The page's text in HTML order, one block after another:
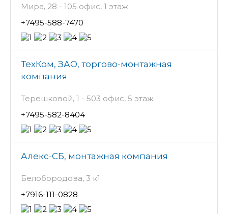
Мира, 28 - 105 офис, 1 этаж
+7495-588-7470
ТехКом, ЗАО, торгово-монтажная
компания
Терешковой, 1 - 503 офис, 5 этаж
+7495-582-8404
Алекс-СБ, монтажная компания
Белобородова, 3 к1
+7916-111-0828